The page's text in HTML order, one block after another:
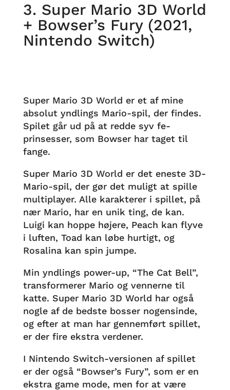
3. Super Mario 3D World
+ Bowser’s Fury (2021,
Nintendo Switch)
Super Mario 3D World er et af mine
absolut yndlings Mario-spil, der findes.
Spilet går ud på at redde syv fe-
prinsesser, som Bowser har taget til
fange.
Super Mario 3D World er det eneste 3D-
Mario-spil, der gør det muligt at spille
multiplayer. Alle karakterer i spillet, på
nær Mario, har en unik ting, de kan.
Luigi kan hoppe højere, Peach kan flyve
i luften, Toad kan løbe hurtigt, og
Rosalina kan spin jumpe.
Min yndlings power-up, “The Cat Bell”,
transformerer Mario og vennerne til
katte. Super Mario 3D World har også
nogle af de bedste bosser nogensinde,
og efter at man har gennemført spillet,
er der fire ekstra verdener.
I Nintendo Switch-versionen af spillet
er der også “Bowser’s Fury”, som er en
ekstra game mode, men for at være